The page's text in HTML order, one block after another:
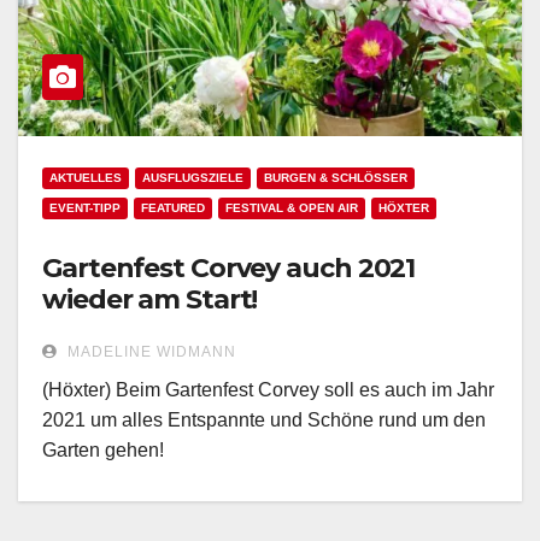
AKTUELLES AUSFLUGSZIELE BURGEN & SCHLÖSSER
EVENT-TIPP FEATURED FESTIVAL & OPEN AIR HÖXTER
Gartenfest Corvey auch 2021
wieder am Start!
MADELINE WIDMANN
(Höxter) Beim Gartenfest Corvey soll es auch im Jahr
2021 um alles Entspannte und Schöne rund um den
Garten gehen!